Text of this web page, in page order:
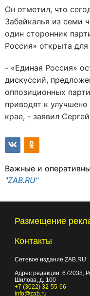
Он отметил, что
Забайкалья из семи
один сторонник
Россия» открыта
- «Единая Россия»
дискуссий,
оппозиционных
приводят к
крае, - заявил
Важные и
"ZAB.RU"
Размещение
Контакты
Сетевое издание ZAB.RU
Адрес редакции: 672038,
Шилова, д. 100
+7 (3022) 32-55-66
info@zab.ru